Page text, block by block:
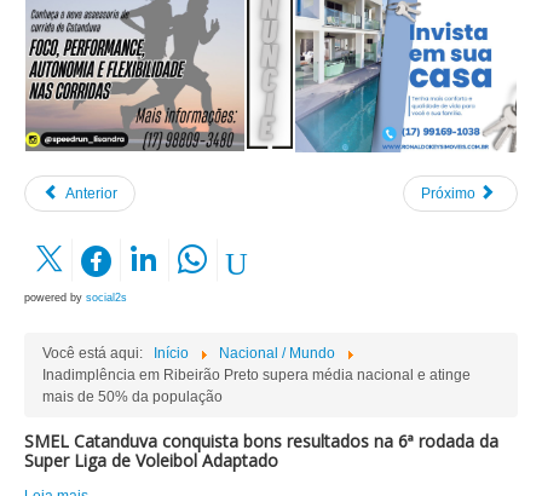
Anterior Próximo
powered by social2s
Você está aqui: Início
Nacional / Mundo
Inadimplência em Ribeirão Preto supera média nacional e atinge
mais de 50% da população
SMEL Catanduva conquista bons resultados na 6ª rodada da
Super Liga de Voleibol Adaptado